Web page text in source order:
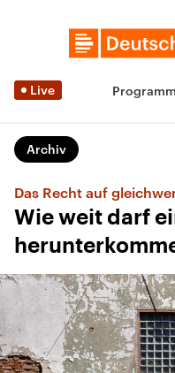
Live Programm
Archiv
Das Recht auf
Wie weit darf